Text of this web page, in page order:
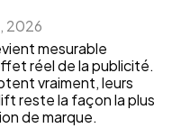
2026
mesurable
réel de la publicité.
vraiment, leurs
reste la façon la plus
de marque.